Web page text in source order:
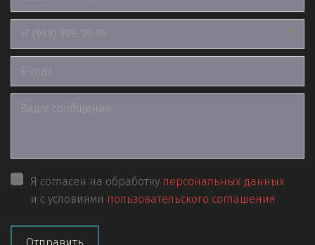
*
Я согласен на обработку персональных данных
и с условиями пользовательского соглашения